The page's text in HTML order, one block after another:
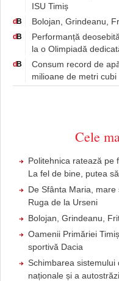
ISU Timiș
dB Bolojan, Grindeanu,
dB
Performanță
la o Olimpiadă
dB
Consum record de
milioane de metri cubi
Cele
Politehnica ratează pe
La fel de bine, putea
De Sfânta Maria, mare
Ruga de la Urseni
Bolojan, Grindeanu,
Oamenii Primăriei
sportivă Dacia
Schimbarea
naționale și a